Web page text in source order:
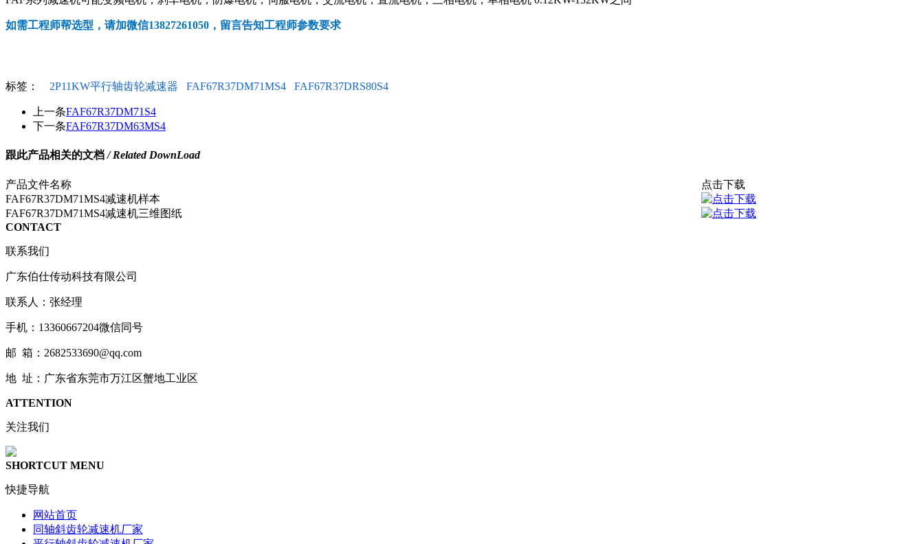
如需工程师帮选型，请加微信13827261050，留言告知工程师参数要求
标签： 2P11KW平行轴齿轮减速器 FAF67R37DM71MS4 FAF67R37DRS80S4
上一条FAF67R37DM71S4
下一条FAF67R37DM63MS4
跟此产品相关的文档/ Related DownLoad
产品文件名称
点击下载
FAF67R37DM71MS4减速机样本
FAF67R37DM71MS4减速机三维图纸
CONTACT
联系我们
广东伯仕传动科技有限公司
联系人：张经理
手机：13360667204微信同号
邮 箱：2682533690@qq.com
地 址：广东省东莞市万江区蟹地工业区
ATTENTION
关注我们
SHORTCUT MENU
快捷导航
网站首页
同轴斜齿轮减速机厂家